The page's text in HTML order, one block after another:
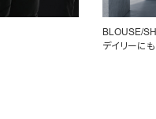
女性らしい
ペプラムトッ